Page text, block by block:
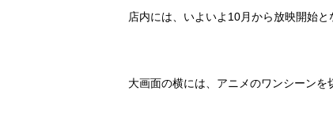
店内には、いよいよ10月から放映開始
大画面の横には、アニメのワンシーン